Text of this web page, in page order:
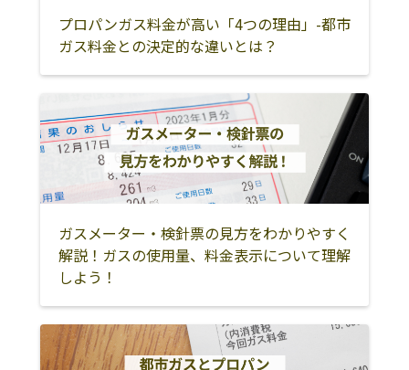
国頭郡国頭村 国頭郡大宜味村
国頭郡東村
国頭郡今帰仁村
国頭郡本部町
国頭郡宜野座村
国頭郡金武町
石垣市
宮古島市
国頭郡伊江村
島尻郡渡嘉敷村
島尻郡座間味村
島尻郡粟国村
島尻郡渡名喜村
島尻郡南大東村
島尻郡北大東村
島尻郡伊平屋村
島尻郡伊是名村
島尻郡久米島町
八重山郡与那国
町
プロパンガス料金が高い「4つの理由」-都市
ガス料金との決定的な違いとは？
ガスメーター・検針票の見方をわかりやすく
解説！ガスの使用量、料金表示について理解
しよう！